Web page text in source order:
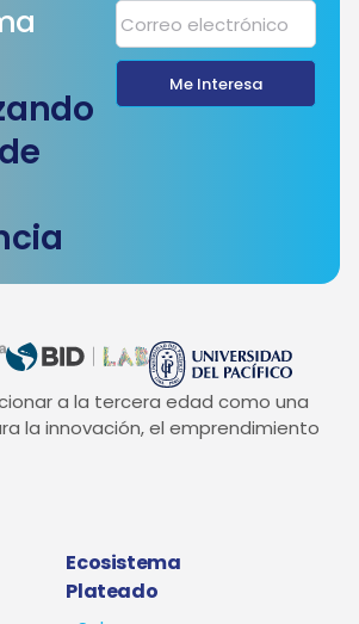
Me Interesa
a la tercera edad como una
la innovación, el emprendimiento
Ecosistema
Plateado